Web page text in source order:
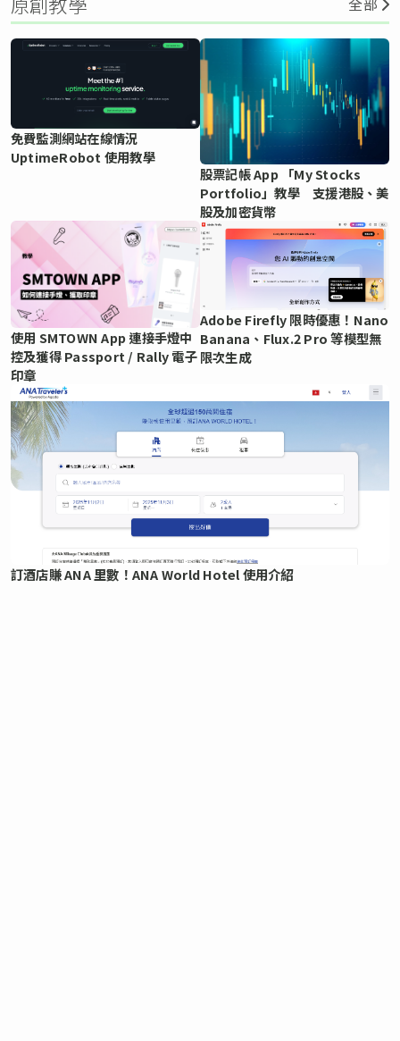
免費監測網站在線情況
UptimeRobot 使用教學
股票記帳 App 「My Stocks
Portfolio」教學 支援港股、美
股及加密貨幣
使用 SMTOWN App 連接手燈中
控及獲得 Passport / Rally 電子
印章
Adobe Firefly 限時優惠！Nano
Banana、Flux.2 Pro 等模型無
限次生成
訂酒店賺 ANA 里數！ANA World Hotel 使用介紹